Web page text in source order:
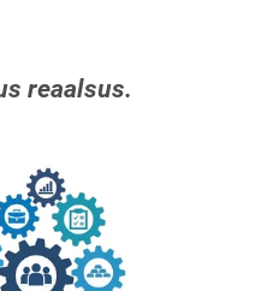
reaalsus.